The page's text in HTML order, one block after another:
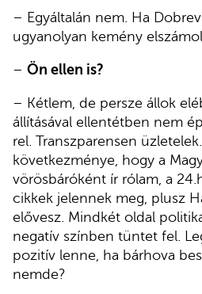
– Egyáltalán nem. Ha
ugyanolyan kemény
– Ön ellen is?
– Kétlem, de persze állok
állításával ellentétben nem
rel. Transzparensen
következménye, hogy a
vörösbáróként ír rólam, a
cikkek jelennek meg, plusz
elővesz. Mindkét oldal
negatív színben tüntet fel.
pozitív lenne, ha bárhova
nemde?